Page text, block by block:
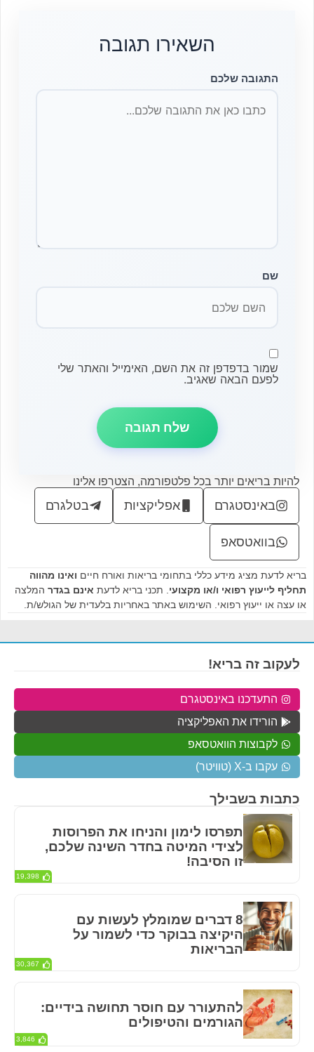
השאירו תגובה
התגובה שלכם
שם
שמור בדפדפן זה את השם, האימייל והאתר שלי
לפעם הבאה שאגיב.
להיות בריאים יותר בכל פלטפורמה, הצטרפו אלינו
באינסטגרם אפליקציות בטלגרם
בוואטסאפ
בריא לדעת מציג מידע כללי בתחומי בריאות ואורח חיים ואינו מהווה
תחליף לייעוץ רפואי ו/או מקצועי. תכני בריא לדעת אינם בגדר המלצה
או עצה או ייעוץ רפואי. השימוש באתר באחריות בלעדית של הגולש/ת.
כתבות בשבילך
תפרסו לימון והניחו את הפרוסות
לצידי המיטה בחדר השינה שלכם,
זו הסיבה!
19,398
8 דברים שמומלץ לעשות עם
היקיצה בבוקר כדי לשמור על
הבריאות
30,367
להתעורר עם חוסר תחושה בידיים:
הגורמים והטיפולים
3,846
לעקוב זה בריא!
התעדכנו באינסטגרם
הורידו את האפליקציה
לקבוצות הוואטסאפ
עקבו ב-X (טוויטר)